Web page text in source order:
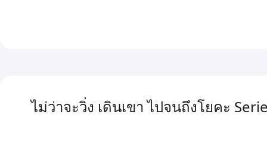
ไม่ว่าจะวิ่ง เดินเขา ไปจนถึงโยคะ